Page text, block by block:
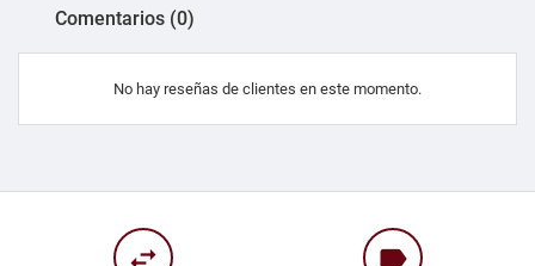
Comentarios (0)
No hay reseñas de clientes en este momento.
swap_horiz label